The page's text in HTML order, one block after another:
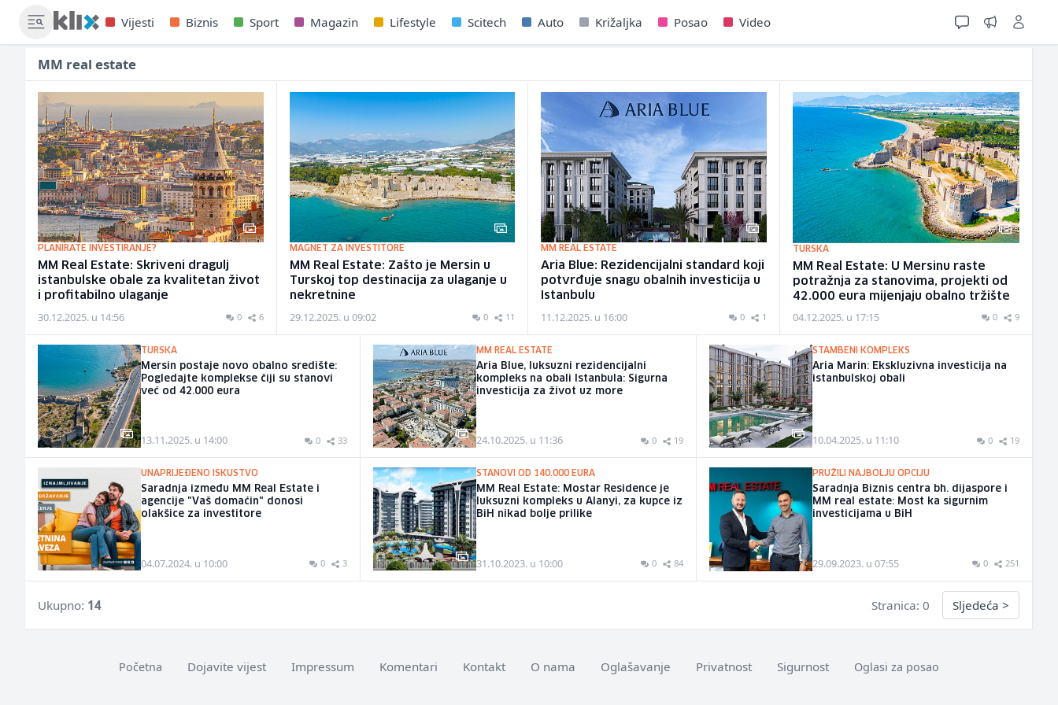
Vijesti Biznis Sport Magazin Lifestyle Scitech Auto Križaljka Posao Video
MM real estate
PLANIRATE INVESTIRANJE?
MM Real Estate: Skriveni dragulj
istanbulske obale za kvalitetan život
i profitabilno ulaganje
30.12.2025. u 14:56 0 6
MAGNET ZA INVESTITORE
MM Real Estate: Zašto je Mersin u
Turskoj top destinacija za ulaganje u
nekretnine
29.12.2025. u 09:02 0 11
MM REAL ESTATE
Aria Blue: Rezidencijalni standard koji
potvrđuje snagu obalnih investicija u
Istanbulu
11.12.2025. u 16:00 0 1
TURSKA
MM Real Estate: U Mersinu raste
potražnja za stanovima, projekti od
42.000 eura mijenjaju obalno tržište
04.12.2025. u 17:15 0 9
TURSKA
Mersin postaje novo obalno središte:
Pogledajte komplekse čiji su stanovi
već od 42.000 eura
13.11.2025. u 14:00 0 33
MM REAL ESTATE
Aria Blue, luksuzni rezidencijalni
kompleks na obali Istanbula: Sigurna
investicija za život uz more
24.10.2025. u 11:36 0 19
STAMBENI KOMPLEKS
Aria Marin: Ekskluzivna investicija na
istanbulskoj obali
10.04.2025. u 11:10 0 19
UNAPRIJEĐENO ISKUSTVO
Saradnja između MM Real Estate i
agencije "Vaš domaćin" donosi
olakšice za investitore
04.07.2024. u 10:00 0 3
STANOVI OD 140.000 EURA
MM Real Estate: Mostar Residence je
luksuzni kompleks u Alanyi, za kupce iz
BiH nikad bolje prilike
31.10.2023. u 10:00 0 84
PRUŽILI NAJBOLJU OPCIJU
Saradnja Biznis centra bh. dijaspore i
MM real estate: Most ka sigurnim
investicijama u BiH
29.09.2023. u 07:55 0 251
Ukupno: 14 Stranica: 0 Sljedeća >
Početna Dojavite vijest Impressum Komentari Kontakt O nama Oglašavanje Privatnost Sigurnost Oglasi za posao